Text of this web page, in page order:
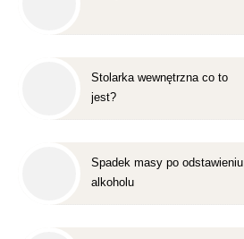
Stolarka wewnętrzna co to
jest?
Spadek masy po odstawieniu
alkoholu